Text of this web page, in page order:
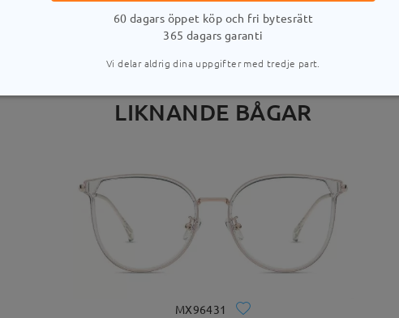
LIKNANDE BÅGAR
MX96431
60 dagars öppet köp och fri bytesrätt
365 dagars garanti
Vi delar aldrig dina uppgifter med tredje part.